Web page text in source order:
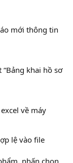
mới thông tin
“Bảng khai hồ sơ
excel về máy
lệ vào file
nhấn chọn